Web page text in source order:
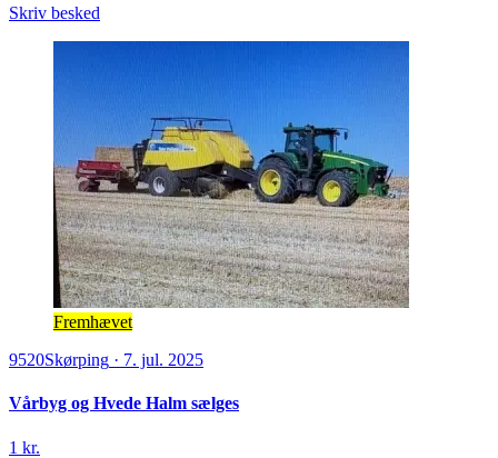
Skriv besked
Fremhævet
9520Skørping · 7. jul. 2025
Vårbyg og Hvede Halm sælges
1 kr.